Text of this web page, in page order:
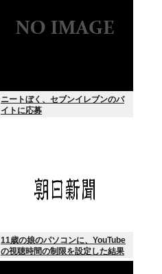
ニートぼく、セブンイレブンのバ
イトに応募
11歳の娘のパソコンに、YouTube
の視聴時間の制限を設定した結果